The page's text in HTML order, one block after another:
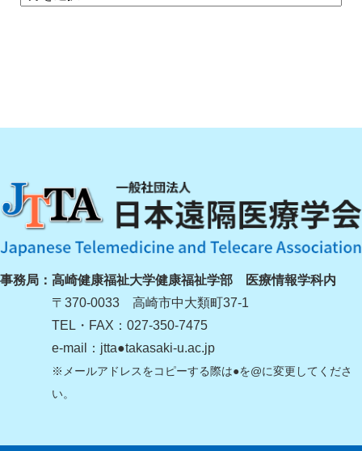
事務局： 高崎健康福祉大学健康福祉学部 医療情報学科内
〒370-0033 高崎市中大類町37-1
TEL・FAX：027-350-7475
e-mail：jtta●takasaki-u.ac.jp
※メールアドレスをコピーする際は●を@に変更してくださ
い。